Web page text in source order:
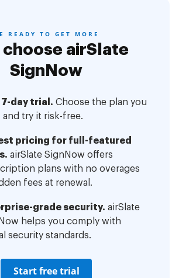
READY TO GET MORE
choose airSlate
SignNow
7-day trial. Choose the plan you
and try it risk-free.
pricing for full-featured
airSlate SignNow offers
plans with no overages
fees at renewal.
grade security. airSlate
helps you comply with
security standards.
Start free trial